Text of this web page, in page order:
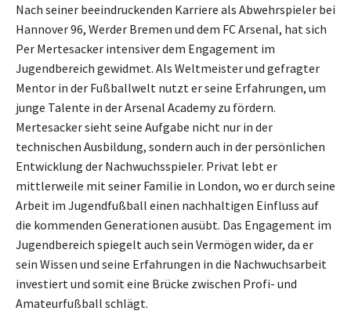
Nach seiner beeindruckenden Karriere als Abwehrspieler bei
Hannover 96, Werder Bremen und dem FC Arsenal, hat sich
Per Mertesacker intensiver dem Engagement im
Jugendbereich gewidmet. Als Weltmeister und gefragter
Mentor in der Fußballwelt nutzt er seine Erfahrungen, um
junge Talente in der Arsenal Academy zu fördern.
Mertesacker sieht seine Aufgabe nicht nur in der
technischen Ausbildung, sondern auch in der persönlichen
Entwicklung der Nachwuchsspieler. Privat lebt er
mittlerweile mit seiner Familie in London, wo er durch seine
Arbeit im Jugendfußball einen nachhaltigen Einfluss auf
die kommenden Generationen ausübt. Das Engagement im
Jugendbereich spiegelt auch sein Vermögen wider, da er
sein Wissen und seine Erfahrungen in die Nachwuchsarbeit
investiert und somit eine Brücke zwischen Profi- und
Amateurfußball schlägt.